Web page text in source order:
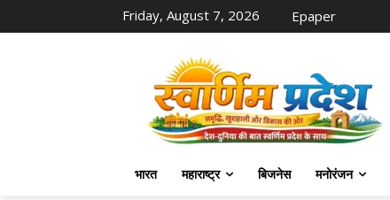
Friday, August 7, 2026 Epaper
भारत महाराष्ट्र बिजनेस मनोरंजन